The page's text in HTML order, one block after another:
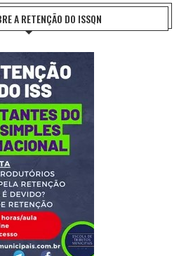
A RETENÇÃO DO ISSQN